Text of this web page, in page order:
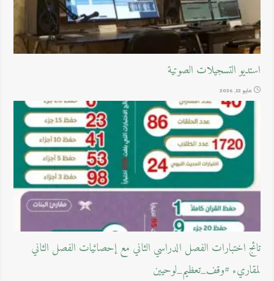
استديو التسجيلات الصوتية
مايو 12, 2026
تائج اختبارات الفصل الدراسي الثاني مع إحصائيات الفصل الثاني
لمقاريء #وقف_تعظيم_لوحيين